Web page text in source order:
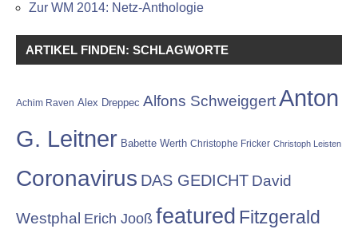
Zur WM 2014: Netz-Anthologie
ARTIKEL FINDEN: SCHLAGWORTE
Achim Raven Alex Dreppec Alfons SchweiggertAnton
G. Leitner Babette Werth Christophe Fricker Christoph Leisten
Coronavirus DAS GEDICHT David
Westphal Erich Jooß featured Fitzgerald